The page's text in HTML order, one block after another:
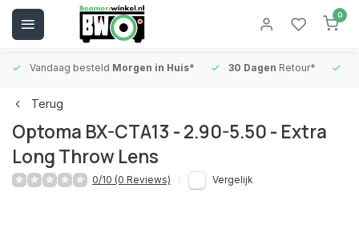
0
Vandaag besteld Morgen in Huis* 30 Dagen Retour*
Terug
Optoma BX-CTA13 - 2.90-5.50 - Extra
Long Throw Lens
0/10 (0 Reviews) Vergelijk